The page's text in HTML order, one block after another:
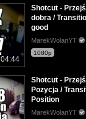
04:44
Shotcut -
dobra /
good
MarekWolanYT
1080p
Shotcut -
Pozycja /
Position
MarekWolanYT